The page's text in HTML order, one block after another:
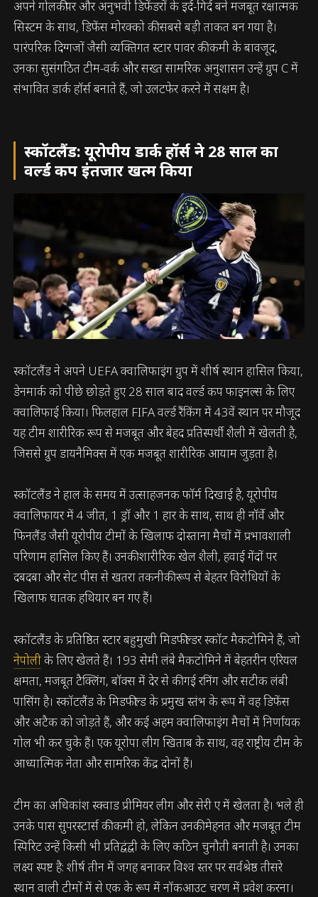
अपने गोलकीपर और अनुभवी डिफेंडरों के इर्द-गिर्द बने मजबूत रक्षात्मक
सिस्टम के साथ, डिफेंस मोरक्को की सबसे बड़ी ताकत बन गया है।
पारंपरिक दिग्गजों जैसी व्यक्तिगत स्टार पावर की कमी के बावजूद,
उनका सुसंगठित टीम-वर्क और सख्त सामरिक अनुशासन उन्हें ग्रुप C में
संभावित डार्क हॉर्स बनाते हैं, जो उलटफेर करने में सक्षम है।
स्कॉटलैंड: यूरोपीय डार्क हॉर्स ने 28 साल का
वर्ल्ड कप इंतजार खत्म किया
स्कॉटलैंड ने अपने UEFA क्वालिफाइंग ग्रुप में शीर्ष स्थान हासिल किया,
डेनमार्क को पीछे छोड़ते हुए 28 साल बाद वर्ल्ड कप फाइनल्स के लिए
क्वालिफाई किया। फिलहाल FIFA वर्ल्ड रैंकिंग में 43वें स्थान पर मौजूद
यह टीम शारीरिक रूप से मजबूत और बेहद प्रतिस्पर्धी शैली में खेलती है,
जिससे ग्रुप डायनैमिक्स में एक मजबूत शारीरिक आयाम जुड़ता है।
स्कॉटलैंड ने हाल के समय में उत्साहजनक फॉर्म दिखाई है, यूरोपीय
क्वालिफायर में 4 जीत, 1 ड्रॉ और 1 हार के साथ, साथ ही नॉर्वे और
फिनलैंड जैसी यूरोपीय टीमों के खिलाफ दोस्ताना मैचों में प्रभावशाली
परिणाम हासिल किए हैं। उनकी शारीरिक खेल शैली, हवाई गेंदों पर
दबदबा और सेट पीस से खतरा तकनीकी रूप से बेहतर विरोधियों के
खिलाफ घातक हथियार बन गए हैं।
स्कॉटलैंड के प्रतिष्ठित स्टार बहुमुखी मिडफील्डर स्कॉट मैकटोमिने हैं, जो
नेपोलीके लिए खेलते हैं। 193 सेमी लंबे मैकटोमिने में बेहतरीन एरियल
क्षमता, मजबूत टैक्लिंग, बॉक्स में देर से की गई रनिंग और सटीक लंबी
पासिंग है। स्कॉटलैंड के मिडफील्ड के प्रमुख स्तंभ के रूप में वह डिफेंस
और अटैक को जोड़ते हैं, और कई अहम क्वालिफाइंग मैचों में निर्णायक
गोल भी कर चुके हैं। एक यूरोपा लीग खिताब के साथ, वह राष्ट्रीय टीम के
आध्यात्मिक नेता और सामरिक केंद्र दोनों हैं।
टीम का अधिकांश स्क्वाड प्रीमियर लीग और सेरी ए में खेलता है। भले ही
उनके पास सुपरस्टार्स की कमी हो, लेकिन उनकी मेहनत और मजबूत टीम
स्पिरिट उन्हें किसी भी प्रतिद्वंद्वी के लिए कठिन चुनौती बनाती है। उनका
लक्ष्य स्पष्ट है: शीर्ष तीन में जगह बनाकर विश्व स्तर पर सर्वश्रेष्ठ तीसरे
स्थान वाली टीमों में से एक के रूप में नॉकआउट चरण में प्रवेश करना।